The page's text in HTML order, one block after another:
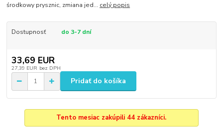
środkowy prysznic, zmiana jed... celý popis
Dostupnosť do 3-7 dní
33,69 EUR
27,39 EUR bez DPH
Pridať do košíka
Tento mesiac zakúpili 44 zákazníci.